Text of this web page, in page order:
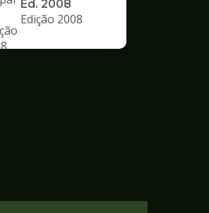
Ed. 2008
Edição 2008